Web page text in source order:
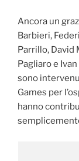
Ancora un
Barbieri,
Parrillo, David
Pagliaro e
sono
Games per
hanno